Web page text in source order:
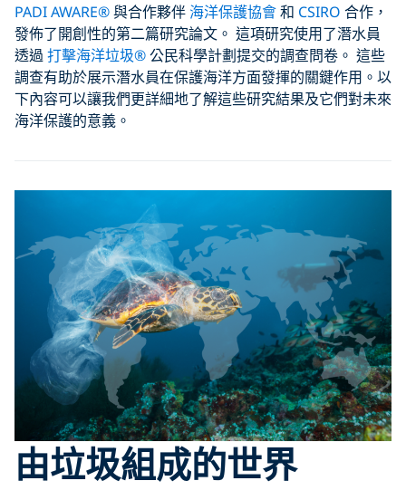
PADI AWARE®與合作夥伴 海洋保護協會和 CSIRO 合作，
發佈了開創性的第二篇研究論文。 這項研究使用了潛水員
透過打擊海洋垃圾®公民科學計劃提交的調查問卷。 這些
調查有助於展示潛水員在保護海洋方面發揮的關鍵作用。以
下內容可以讓我們更詳細地了解這些研究結果及它們對未來
海洋保護的意義。
由垃圾組成的世界